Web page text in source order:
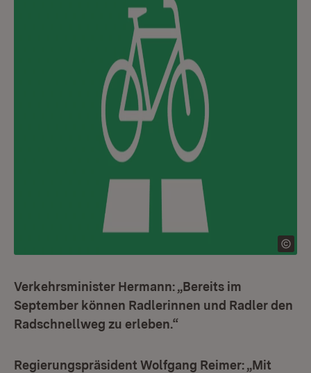
Verkehrsminister Hermann: „Bereits im
September können Radlerinnen und Radler den
Radschnellweg zu erleben.“
Regierungspräsident Wolfgang Reimer: „Mit